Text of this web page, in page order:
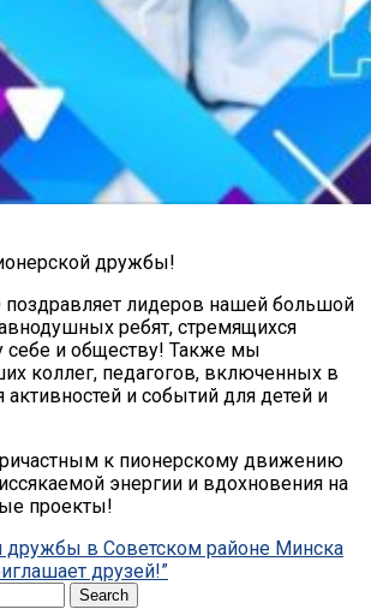
дружбы!
лидеров нашей большой
ребят, стремящихся
себе и обществу! Также мы
коллег, педагогов, включенных в
активностей и событий для детей и
к пионерскому движению
энергии и вдохновения на
проекты!
дружбы в Советском районе Минска
друзей!”